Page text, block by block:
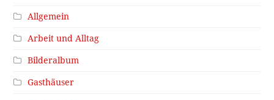
Allgemein
Arbeit und Alltag
Bilderalbum
Gasthäuser